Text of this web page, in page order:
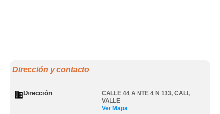
Dirección y contacto
Dirección CALLE 44 A NTE 4 N 133, CALI ,
VALLE
Ver Mapa